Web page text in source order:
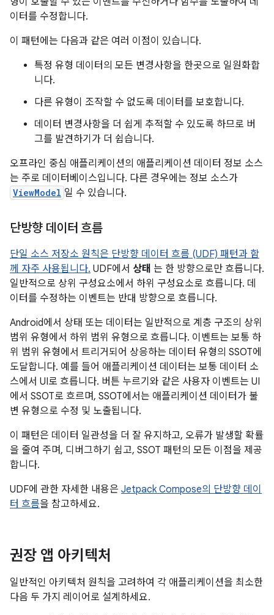
이터를 수정합니다.
이 패턴에는 다음과 같은 여러 이점이 있습니다.
특정 유형 데이터의 모든 변경사항을 한곳으로 일원화합
니다.
다른 유형이 조작할 수 없도록 데이터를 보호합니다.
데이터 변경사항을 더 쉽게 추적할 수 있도록 하므로 버
그를 발견하기가 더 쉽습니다.
오프라인 중심 애플리케이션의 애플리케이션 데이터 정보 소스
는 주로 데이터베이스입니다. 다른 경우에는 정보 소스가
ViewModel 일 수 있습니다.
단방향 데이터 흐름
단일 소스 저장소 원칙은 단방향 데이터 흐름 (UDF) 패턴과 함
께 자주 사용됩니다. UDF에서 상태 는 한 방향으로만 흐릅니다.
일반적으로 상위 구성요소에서 하위 구성요소로 흐릅니다. 데
이터를 수정하는 이벤트는 반대 방향으로 흐릅니다.
Android에서 상태 또는 데이터는 일반적으로 계층 구조의 상위
범위 유형에서 하위 범위 유형으로 흐릅니다. 이벤트는 보통 하
위 범위 유형에서 트리거되어 상응하는 데이터 유형의 SSOT에
도달합니다. 예를 들어 애플리케이션 데이터는 보통 데이터 소
스에서 UI로 흐릅니다. 버튼 누르기와 같은 사용자 이벤트는 UI
에서 SSOT로 흐르며, SSOT에서는 애플리케이션 데이터가 불
변 유형으로 수정 및 노출됩니다.
이 패턴은 데이터 일관성을 더 잘 유지하고, 오류가 발생할 확률
을 줄여 주며, 디버그하기 쉽고, SSOT 패턴의 모든 이점을 제공
합니다.
UDF에 관한 자세한 내용은 Jetpack Compose의 단방향 데이
터 흐름을 참고하세요.
권장 앱 아키텍처
일반적인 아키텍처 원칙을 고려하여 각 애플리케이션을 최소한
다음 두 가지 레이어로 설계하세요.